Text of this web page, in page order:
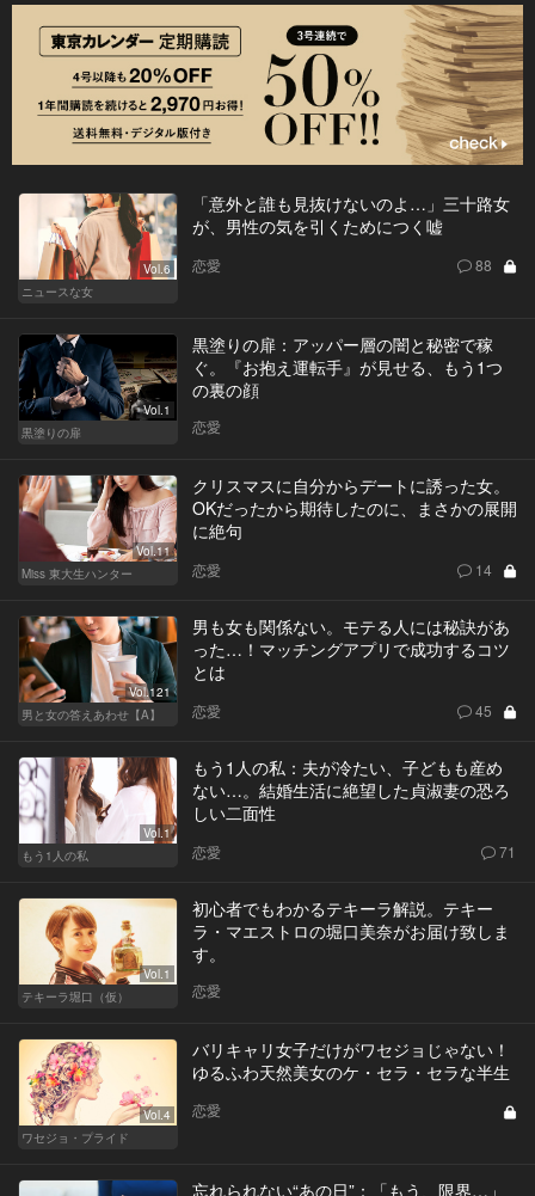
Vol.6
ニュースな女
「意外と誰も見抜けないのよ…」三十路女
が、男性の気を引くためにつく嘘
恋愛 88
Vol.1
黒塗りの扉
黒塗りの扉：アッパー層の闇と秘密で稼
ぐ。『お抱え運転手』が見せる、もう1つ
の裏の顔
恋愛
Vol.11
Miss 東大生ハンター
クリスマスに自分からデートに誘った女。
OKだったから期待したのに、まさかの展開
に絶句
恋愛 14
Vol.121
男と女の答えあわせ【A】
男も女も関係ない。モテる人には秘訣があ
った…！マッチングアプリで成功するコツ
とは
恋愛 45
Vol.1
もう1人の私
もう1人の私：夫が冷たい、子どもも産め
ない…。結婚生活に絶望した貞淑妻の恐ろ
しい二面性
恋愛 71
Vol.1
テキーラ堀口（仮）
初心者でもわかるテキーラ解説。テキー
ラ・マエストロの堀口美奈がお届け致しま
す。
恋愛
Vol.4
ワセジョ・プライド
バリキャリ女子だけがワセジョじゃない！
ゆるふわ天然美女のケ・セラ・セラな半生
恋愛
忘れられない“あの日”：「もう、限界…」